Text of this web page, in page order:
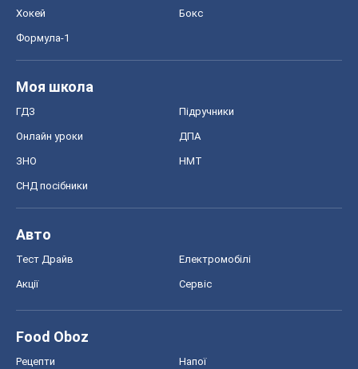
Хокей Бокс
Формула-1
Моя школа
ГДЗ Підручники
Онлайн уроки ДПА
ЗНО НМТ
СНД посібники
Авто
Тест Драйв Електромобілі
Акції Сервіс
Food Oboz
Рецепти Напої